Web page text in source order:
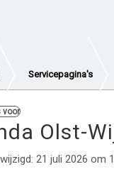
Servicepagina's
voor
Olst-
21 juli 2026 om